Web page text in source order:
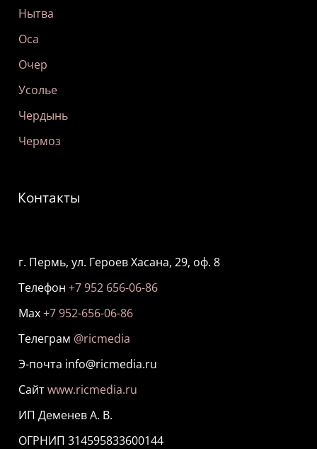
Нытва
Оса
Очер
Усолье
Чердынь
Чермоз
Контакты
г. Пермь, ул. Героев Хасана, 29, оф. 8
Телефон +7 952 656-06-86
Мах+7 952-656-06-86
Телеграм @ricmedia
Э-почта info@ricmedia.ru
Сайтwww.ricmedia.ru
ИП Деменев А. В.
ОГРНИП 314595833600144